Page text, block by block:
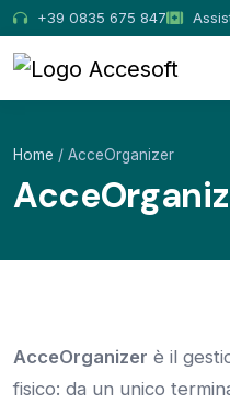
+39 0835 675 847
Home / AcceOrganizer
AcceOrganizer è il
fisico: da un unico